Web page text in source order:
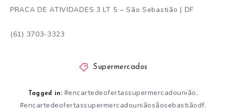
PRACA DE ATIVIDADES 3 LT 5 – São Sebastião | DF
(61) 3703-3323
Supermercados
Tagged in: #encartedeofertassupermercadounião,
#encartedeofertassupermercadouniãosãosebastiãodf,